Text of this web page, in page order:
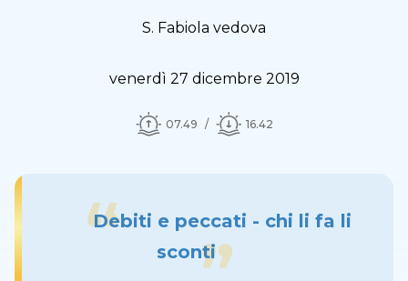
S. Fabiola vedova
venerdì 27 dicembre 2019
07.49 16.42
Debiti e peccati - chi li fa li
sconti